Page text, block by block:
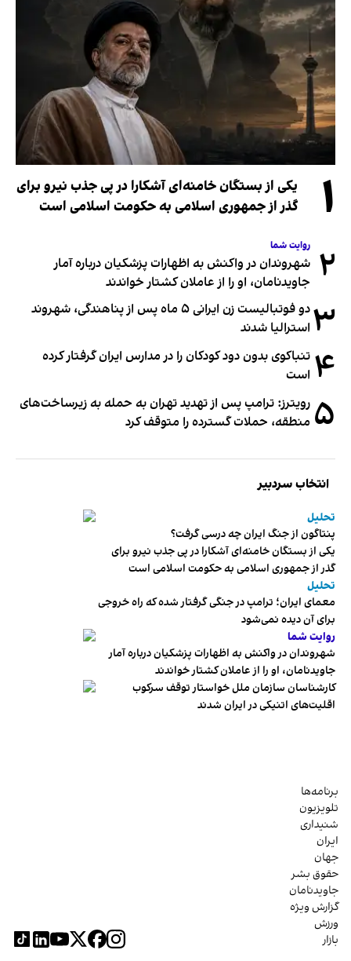
۱
یکی از بستگان خامنه‌ای آشکارا در پی جذب نیرو برای
گذر از جمهوری اسلامی به حکومت اسلامی است
۲ روایت شما
شهروندان در واکنش به اظهارات پزشکیان درباره آمار
جاویدنامان، او را از عاملان کشتار خواندند
۳
دو فوتبالیست زن ایرانی ۵ ماه پس از پناهندگی، شهروند
استرالیا شدند
۴ تنباکوی بدون دود کودکان را در مدارس ایران گرفتار کرده
است
۵ رویترز: ترامپ پس از تهدید تهران به حمله به زیرساخت‌های
منطقه، حملات گسترده را متوقف کرد
انتخاب سردبیر
تحلیل
پنتاگون از جنگ ایران چه درسی گرفت؟
یکی از بستگان خامنه‌ای آشکارا در پی جذب نیرو برای
گذر از جمهوری اسلامی به حکومت اسلامی است
تحلیل
معمای ایران؛ ترامپ در جنگی گرفتار شده که راه خروجی
برای آن دیده نمی‌شود
روایت شما
شهروندان در واکنش به اظهارات پزشکیان درباره آمار
جاویدنامان، او را از عاملان کشتار خواندند
کارشناسان سازمان ملل خواستار توقف سرکوب
اقلیت‌های اتنیکی در ایران شدند
برنامه‌ها
تلویزیون
شنیداری
ایران
جهان
حقوق بشر
جاویدنامان
گزارش ویژه
ورزش
بازار